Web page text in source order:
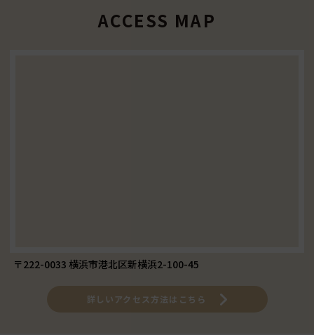
ACCESS MAP
〒222-0033 横浜市港北区新横浜2-100-45
詳しいアクセス方法はこちら